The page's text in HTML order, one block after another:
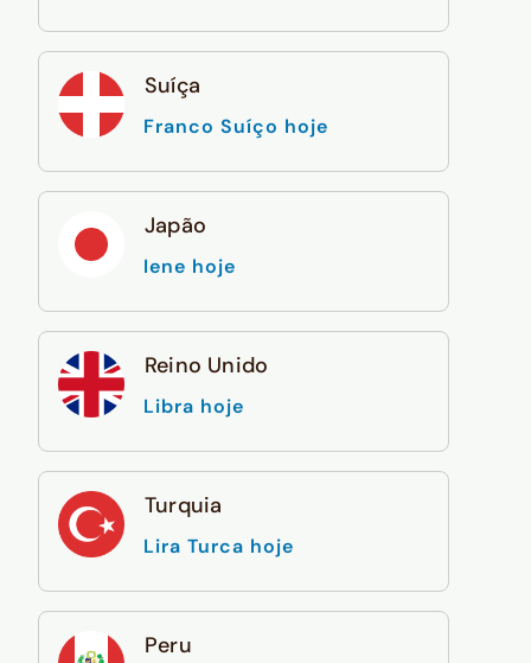
Suíça
Franco Suíço hoje
Japão
Iene hoje
Reino Unido
Libra hoje
Turquia
Lira Turca hoje
Peru